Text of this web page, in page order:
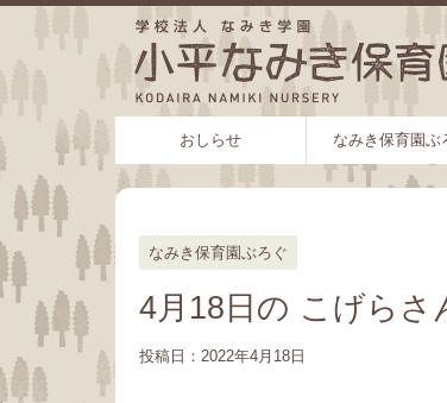
おしらせ なみき保育園ぶ
なみき保育園ぶろぐ
4月18日の こげらさ
投稿日： 2022年4月18日